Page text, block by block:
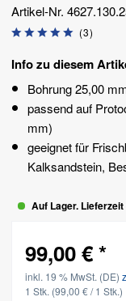
Artikel-Nr.
(3)
Info zu diesem
Bohrung 25,00
passend auf
mm)
geeignet für
Kalksandstein,
Auf Lager. Lieferzeit
99,00 € *
inkl. 19 % MwSt. (DE)
1 Stk. (99,00 € / 1 Stk.)